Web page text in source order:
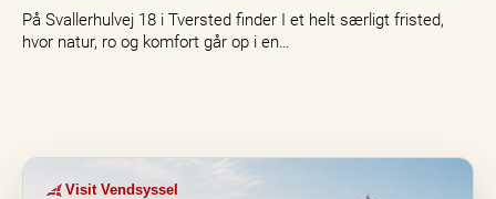
På Svallerhulvej 18 i Tversted finder I et helt særligt fristed,
hvor natur, ro og komfort går op i en…
Visit Vendsyssel